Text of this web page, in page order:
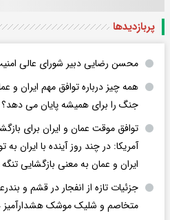
پربازدید‌ها
محسن رضایی دبیر شورای عالی
همه چیز درباره توافق مهم ایران و
جنگ را برای همیشه پایان می دهد؟
توافق موقت عمان و ایران برای
آمریکا: در چند روز آینده با ایران
ایران و عمان به معنی بازگشایی
جزئیات تازه از انفجار در قشم و
متخاصم و شلیک موشک هشدارآمیز